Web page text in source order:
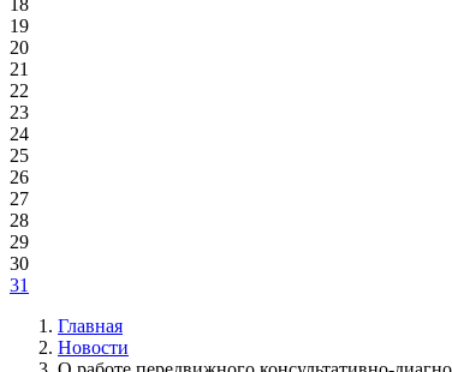
19
20
21
22
23
24
25
26
27
28
29
30
31
Главная
Новости